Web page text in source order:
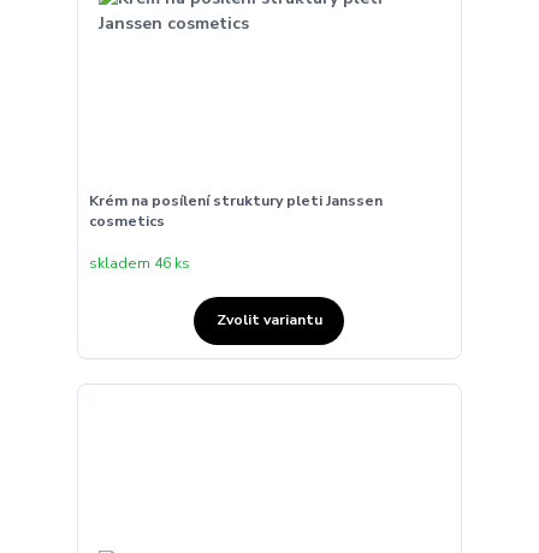
Krém na posílení struktury pleti Janssen
cosmetics
skladem 46 ks
Zvolit variantu